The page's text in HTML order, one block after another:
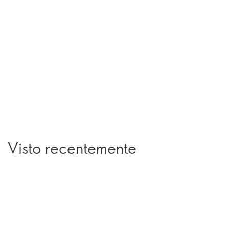
Visto recentemente